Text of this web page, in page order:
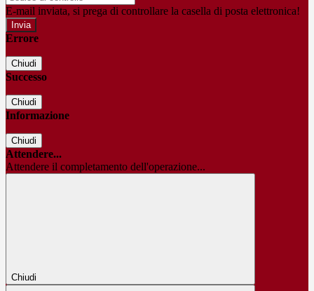
E-mail inviata, si prega di controllare la casella di posta elettronica!
Errore
Chiudi
Successo
Chiudi
Informazione
Chiudi
Attendere...
Attendere il completamento dell'operazione...
Chiudi